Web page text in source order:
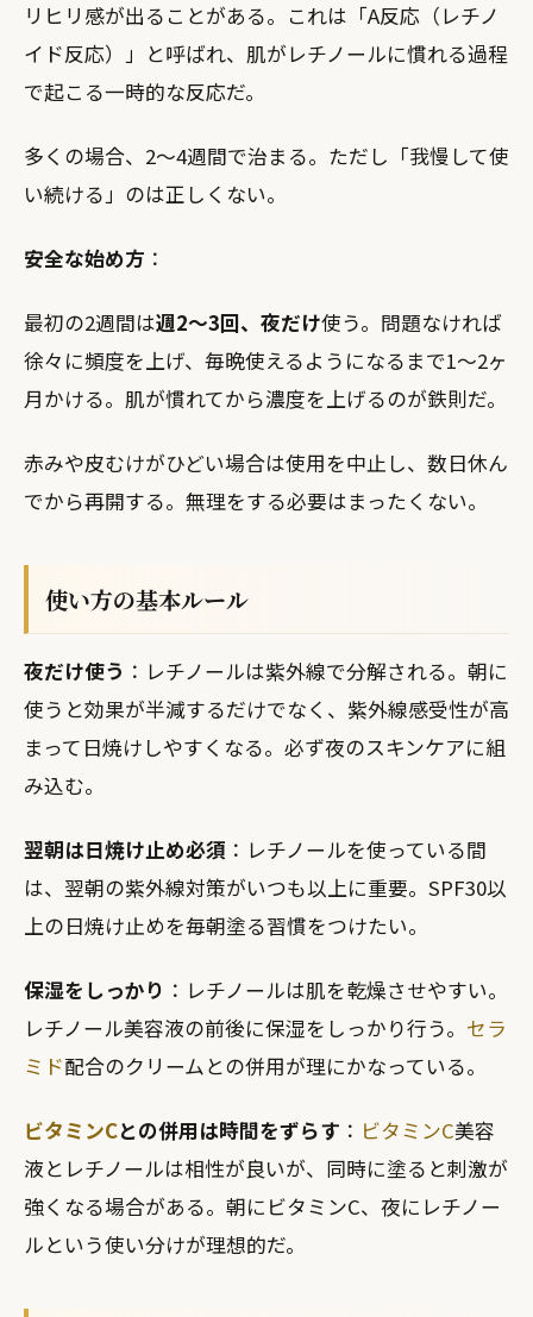
リヒリ感が出ることがある。これは「A反応（レチノ
イド反応）」と呼ばれ、肌がレチノールに慣れる過程
で起こる一時的な反応だ。
多くの場合、2〜4週間で治まる。ただし「我慢して使
い続ける」のは正しくない。
安全な始め方 ：
最初の2週間は週2〜3回、夜だけ使う。問題なければ
徐々に頻度を上げ、毎晩使えるようになるまで1〜2ヶ
月かける。肌が慣れてから濃度を上げるのが鉄則だ。
赤みや皮むけがひどい場合は使用を中止し、数日休ん
でから再開する。無理をする必要はまったくない。
使い方の基本ルール
夜だけ使う ：レチノールは紫外線で分解される。朝に
使うと効果が半減するだけでなく、紫外線感受性が高
まって日焼けしやすくなる。必ず夜のスキンケアに組
み込む。
翌朝は日焼け止め必須 ：レチノールを使っている間
は、翌朝の紫外線対策がいつも以上に重要。SPF30以
上の日焼け止めを毎朝塗る習慣をつけたい。
保湿をしっかり ：レチノールは肌を乾燥させやすい。
レチノール美容液の前後に保湿をしっかり行う。 セラ
ミド配合のクリームとの併用が理にかなっている。
ビタミンCとの併用は時間をずらす ： ビタミンC美容
液とレチノールは相性が良いが、同時に塗ると刺激が
強くなる場合がある。朝にビタミンC、夜にレチノー
ルという使い分けが理想的だ。